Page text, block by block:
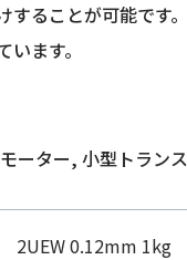
ることが可能です。
ます。
ーター, 小型トラン
2UEW 0.12mm 1kg